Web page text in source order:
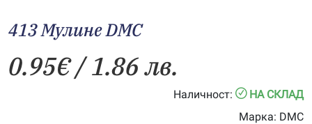
413 Мулине DMC
0.95€/ 1.86 лв.
Наличност:
НА СКЛАД
Марка: DMC